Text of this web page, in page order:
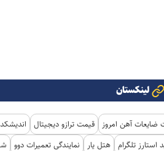
لینکستان
ضایعات آهن امروز قیمت ترازو دیجیتال
استارز تلگرام هتل یار نمایندگی تعمیرات دوو